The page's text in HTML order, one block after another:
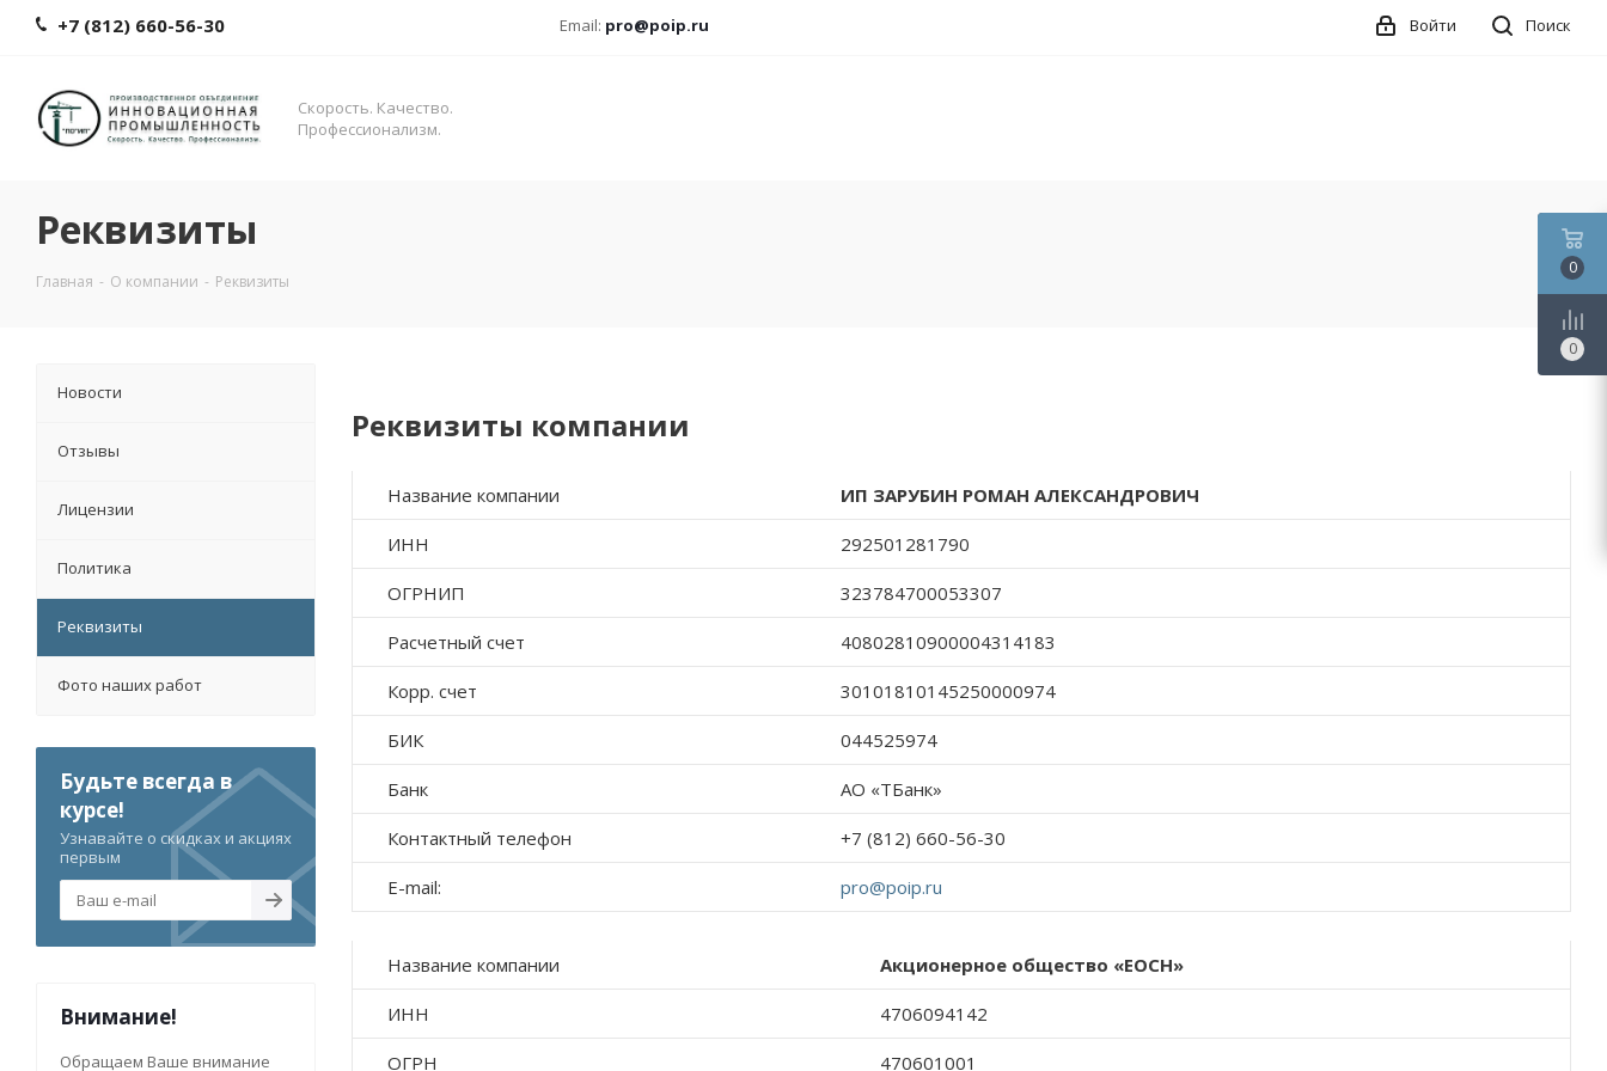
+7 (812) 660-56-30 Email: pro@poip.ru Поиск
Войти
Скорость. Качество.
Профессионализм.
Реквизиты
Главная - О компании - Реквизиты
Реквизиты компании
Название компании ИП ЗАРУБИН РОМАН АЛЕКСАНДРОВИЧ
ИНН 292501281790
ОГРНИП 323784700053307
Расчетный счет 40802810900004314183
Корр. счет 30101810145250000974
БИК 044525974
Банк АО «ТБанк»
Контактный телефон +7 (812) 660-56-30
E-mail: pro@poip.ru
Название компании Акционерное общество «ЕОСН»
ИНН 4706094142
ОГРН 470601001
Новости
Отзывы
Лицензии
Политика
Реквизиты
Фото наших работ
Будьте всегда в
курсе!
Узнавайте о скидках и акциях
первым
Внимание!
Обращаем Ваше внимание
0
0